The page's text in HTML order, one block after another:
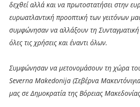
δεχθεί αλλά και να πρωτοστατήσει στην
ευρωατλαντική προοπτική των γειτόνων
συμφώνησαν να αλλάξουν τη Συνταγματική
όλες τις χρήσεις και έναντι όλων.
Συμφώνησαν να μετονομάσουν τη χώρα
Severna Makedonija (Σεβέρνα
μας σε Δημοκρατία της Βόρειας